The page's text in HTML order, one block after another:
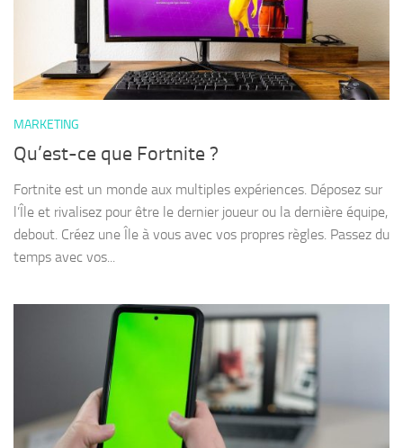
MARKETING
Qu’est-ce que Fortnite ?
Fortnite est un monde aux multiples expériences. Déposez sur
l’Île et rivalisez pour être le dernier joueur ou la dernière équipe,
debout. Créez une Île à vous avec vos propres règles. Passez du
temps avec vos...